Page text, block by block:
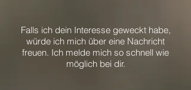
Falls ich dein Interesse geweckt habe,
würde ich mich über eine Nachricht
freuen. Ich melde mich so schnell wie
möglich bei dir.